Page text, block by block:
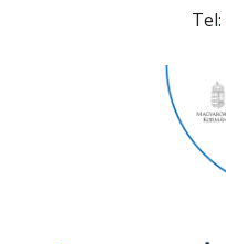
Tel: